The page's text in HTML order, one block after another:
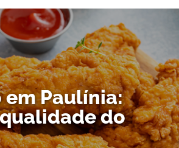
em Paulínia:
do